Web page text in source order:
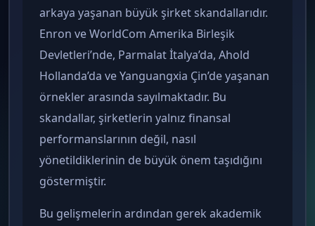
arkaya yaşanan büyük şirket skandallarıdır.
Enron ve WorldCom Amerika Birleşik
Devletleri’nde, Parmalat İtalya’da, Ahold
Hollanda’da ve Yanguangxia Çin’de yaşanan
örnekler arasında sayılmaktadır. Bu
skandallar, şirketlerin yalnız finansal
performanslarının değil, nasıl
yönetildiklerinin de büyük önem taşıdığını
göstermiştir.
Bu gelişmelerin ardından gerek akademik